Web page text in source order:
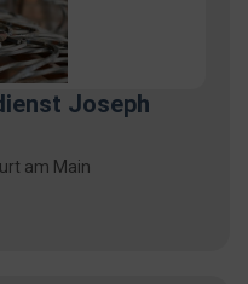
Joseph
am Main